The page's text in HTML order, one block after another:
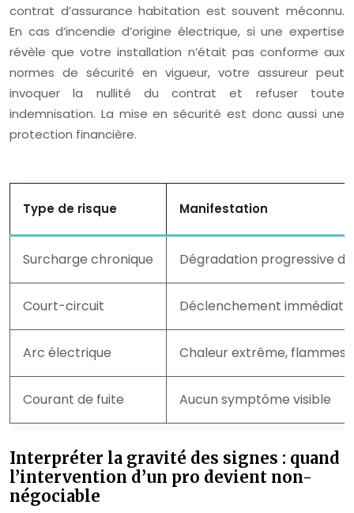
contrat d’assurance habitation est souvent méconnu.
En cas d’incendie d’origine électrique, si une expertise
révèle que votre installation n’était pas conforme aux
normes de sécurité en vigueur, votre assureur peut
invoquer la nullité du contrat et refuser toute
indemnisation. La mise en sécurité est donc aussi une
protection financière.
Type de risque Manifestation
Surcharge chronique Dégradation progressive
Court-circuit Déclenchement immédiat
Arc électrique Chaleur extrême, flammes,
Courant de fuite Aucun symptôme visible
Interpréter la gravité des signes : quand
l’intervention d’un pro devient non-
négociable